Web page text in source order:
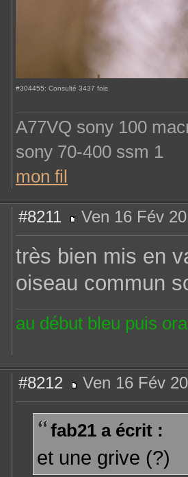
#304455: Consulté 3437 fois
A77VQ sony 100
sony 70-400 ssm 1
mon fil
#8211
e
s
a
Ven 16 Fév
très bien mis en
oiseau commun
au début bleu puis
#8212
e
a
g
Ven 16 Fév
fab21 a écrit :
et une grive (?)